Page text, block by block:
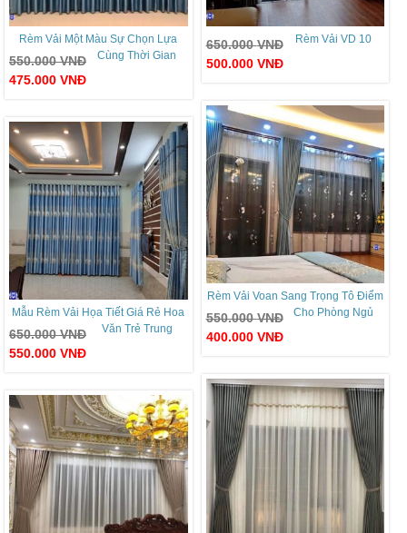
Rèm Vải VD 10
650.000VNĐ
500.000 VNĐ
Rèm Vải Một Màu Sự Chọn Lựa
Cùng Thời Gian
550.000VNĐ
475.000 VNĐ
Rèm Vải Voan Sang Trọng Tô Điểm
Cho Phòng Ngủ
550.000VNĐ
400.000 VNĐ
Mẫu Rèm Vải Họa Tiết Giá Rẻ Hoa
Văn Trẻ Trung
650.000VNĐ
550.000 VNĐ